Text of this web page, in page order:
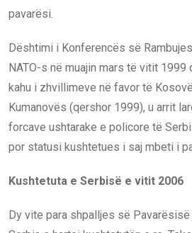
pavarësi.
Dështimi i Konferencës së
NATO-s në muajin mars të vitit 1999
kahu i zhvillimeve në favor të
Kumanovës (qershor 1999), u arrit
forcave ushtarake e policore të
por statusi kushtetues i saj mbeti i
Kushtetuta e Serbisë e vitit 2006
Dy vite para shpalljes së